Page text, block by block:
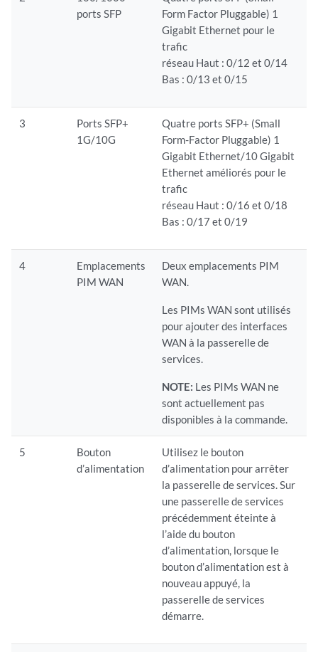
ports SFP
Form Factor Pluggable) 1
Gigabit Ethernet pour le
trafic
réseau Haut : 0/12 et 0/14
Bas : 0/13 et 0/15
3
Ports SFP+
1G/10G
Quatre ports SFP+ (Small
Form-Factor Pluggable) 1
Gigabit Ethernet/10 Gigabit
Ethernet améliorés pour le
trafic
réseau Haut : 0/16 et 0/18
Bas : 0/17 et 0/19
4
Emplacements
PIM WAN
Deux emplacements PIM
WAN.
Les PIMs WAN sont utilisés
pour ajouter des interfaces
WAN à la passerelle de
services.
NOTE: Les PIMs WAN ne
sont actuellement pas
disponibles à la commande.
5
Bouton
d’alimentation
Utilisez le bouton
d’alimentation pour arrêter
la passerelle de services. Sur
une passerelle de services
précédemment éteinte à
l’aide du bouton
d’alimentation, lorsque le
bouton d’alimentation est à
nouveau appuyé, la
passerelle de services
démarre.